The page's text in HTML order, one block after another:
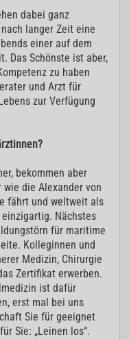
dabei ganz
langer Zeit eine
einer auf dem
Das Schönste ist aber,
zu haben
und Arzt für
zur Verfügung
bekommen aber
wie die Alexander von
fährt und weltweit als
Nächstes
für maritime
Kolleginnen und
Medizin, Chirurgie
Zertifikat erwerben.
ist dafür
erst mal bei uns
Sie für geeignet
Sie: „Leinen los“.